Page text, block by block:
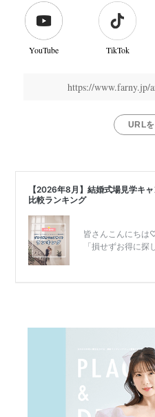
YouTube TikTok
https://www.farny.jp/
URL
日